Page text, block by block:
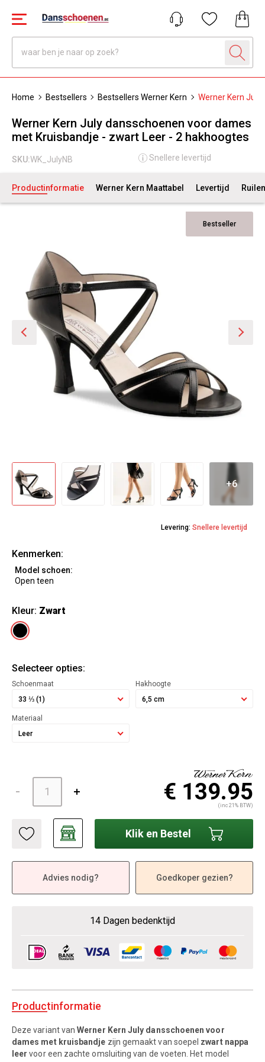
Home Bestsellers Bestsellers Werner Kern Werner Kern
Werner Kern July dansschoenen voor dames
met Kruisbandje - zwart Leer - 2 hakhoogtes
SKU:WK_JulyNB Snellere levertijd
Productinformatie Werner Kern Maattabel Levertijd
Bestseller
+6
Levering: Snellere levertijd
Kenmerken:
Model schoen:
Open teen
Kleur: Zwart
Selecteer opties:
Schoenmaat
33 ⅓ (1)
Hakhoogte
6,5 cm
Materiaal
Leer
€ 139.95
(inc 21% BTW)
Klik en Bestel
Advies nodig? Goedkoper gezien?
14 Dagen bedenktijd
Productinformatie
Deze variant vanWerner Kern July dansschoenen voor
dames met kruisbandje zijn gemaakt van soepel zwart nappa
leer voor een zachte omsluiting van de voeten. Het model